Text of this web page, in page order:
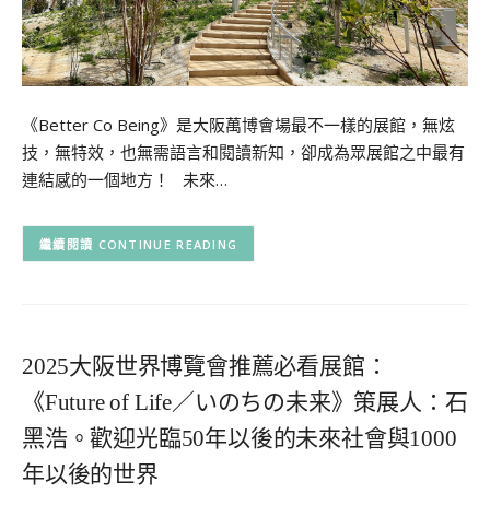
《Better Co Being》是大阪萬博會場最不一樣的展館，無炫
技，無特效，也無需語言和閱讀新知，卻成為眾展館之中最有
連結感的一個地方！ 未來…
CONTINUE READING
2025大阪世界博覽會推薦必看展館：
《Future of Life／いのちの未来》策展人：石
黑浩。歡迎光臨50年以後的未來社會與1000
年以後的世界